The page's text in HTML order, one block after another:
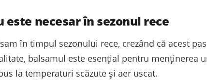
este necesar în sezonul rece
în timpul sezonului rece, crezând că acest
balsamul este esențial pentru menținerea
la temperaturi scăzute și aer uscat.